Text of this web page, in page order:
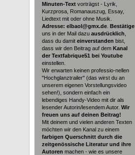
Minuten-Text vorträgst - Lyrik,
Kurzprosa, Romanauszug, Essay,
Liedtext mit oder ohne Musik.
Adresse: elbaol@gmx.de Bestätige
uns in der Mail dazu ausdrücklich
dass du damit einverstanden bist,
dass wir den Beitrag auf dem Kanal
der Textfabrique51 bei Youtube
einstellen.
Wir erwarten keinen professio-nellen
"Hochglanztrailer" (das wirst du an
unserem eigenen Vorstellungsvideo
sehen!), sondern einfach ein
lebendiges Handy-Video mit dir als
lesender Autorin/lesendem Autor. Wir
freuen uns auf deinen Beitrag!
Mit deinem und vielen anderen Texten
möchten wir den Kanal zu einem
farbigen Querschnitt durch die
zeitgenössische Literatur und ihre
Autoren machen - wie es unsere